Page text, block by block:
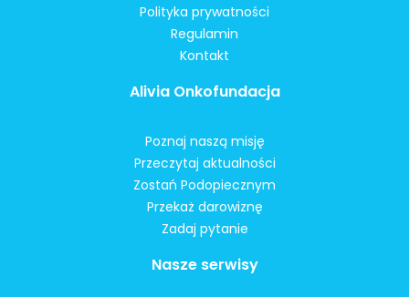
Polityka prywatności
Regulamin
Kontakt
Alivia Onkofundacja
Poznaj naszą misję
Przeczytaj aktualności
Zostań Podopiecznym
Przekaż darowiznę
Zadaj pytanie
Nasze serwisy